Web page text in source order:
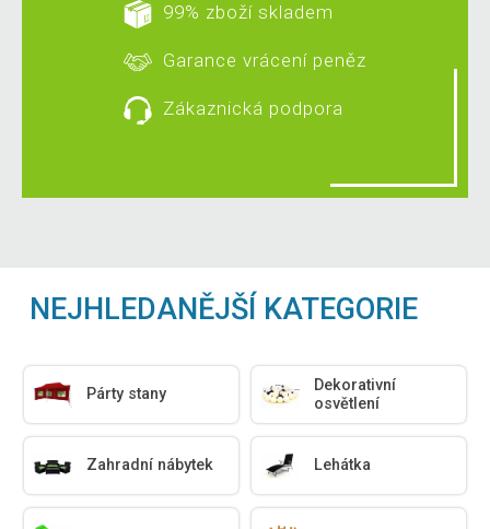
99% zboží skladem
Garance vrácení peněz
Zákaznická podpora
NEJHLEDANĚJŠÍ KATEGORIE
Párty stany
Dekorativní
osvětlení
Zahradní nábytek Lehátka